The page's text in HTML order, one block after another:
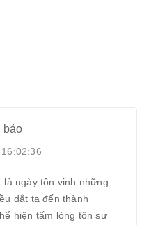
bảo
là ngày tôn vinh những
dắt ta đến thành
hiện tấm lòng tôn sư